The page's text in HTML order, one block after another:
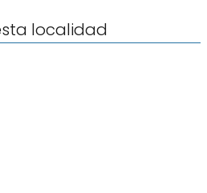
localidad